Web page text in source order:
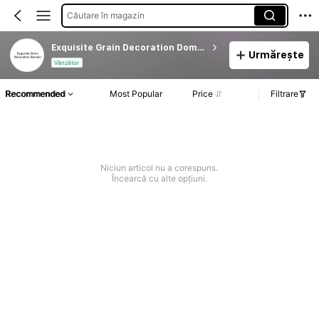
Căutare în magazin
Exquisite Grain Decoration Domain
Vânzător
Urmărește
Recommended Most Popular Price Filtrare
Niciun articol nu a corespuns.
Încearcă cu alte opțiuni.